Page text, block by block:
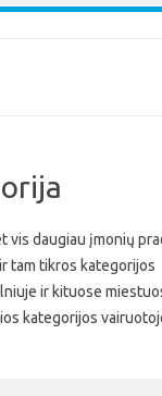
vis daugiau įmonių
tam tikros kategorijos
ir kituose
kategorijos